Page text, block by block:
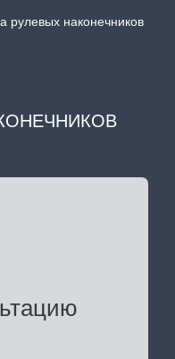
рулевых наконечников